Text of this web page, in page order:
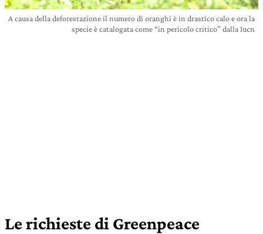
A causa della deforestazione il numero di oranghi è in drastico calo e ora la
specie è catalogata come “in pericolo critico” dalla Iucn
Le richieste di Greenpeace